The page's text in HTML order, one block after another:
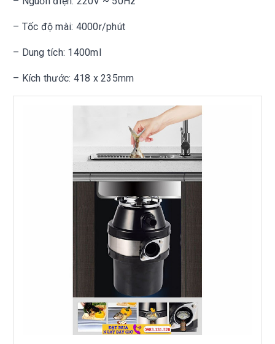
– Tốc độ mài: 4000r/phút
– Dung tích: 1400ml
– Kích thước: 418 x 235mm